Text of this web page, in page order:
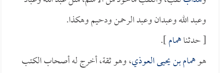
وعبد الله وعبدان وعبد الرحمن ودحيم وهكذا.
[ حدثناهمام].
هوهمام بن يحيى العوذي، وهو ثقة، أخرج له أصحاب الكتب